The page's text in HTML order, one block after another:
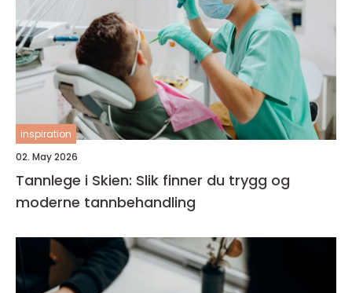
inspiration
02. May 2026
Tannlege i Skien: Slik finner du trygg og
moderne tannbehandling